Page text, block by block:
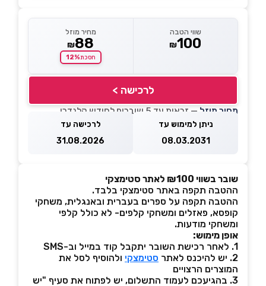
שווי הטבה
₪100
מחיר מוזל
₪88
חסכת12%
לרכישה >
מחיר מוזל — זכאות עד 5 שוברים לחודש קלנדרי
ניתן למימוש עד
08.03.2031
לרכישה עד
31.08.2026
שובר בשווי ₪100 לאתר סטימצקי
ההטבה תקפה באתר סטימצקי בלבד.
ההטבה תקפה על ספרים בעברית ובאנגלית, משחקי
קופסא, פאזלים ומשחקי קלפים- לא כולל קלפי
ומשחקי מודעות.
אופן מימוש:
1. לאחר רכישת השובר יתקבל קוד במייל וב-SMS
2. יש להיכנס לאתר
סטימצקי ולהוסיף לסל את
המוצרים הרצויים
3. בהגיעכם לעמוד התשלום, יש לפתוח את סעיף "יש